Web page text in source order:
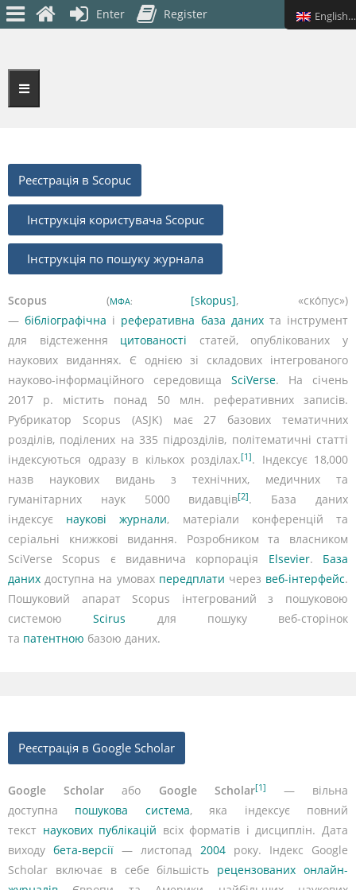
Реєстрація в Scopuc
Інструкція користувача Scopuc
Інструкція по пошуку журнала
Scopus (МФА: [skopus], «ско́пус»)
—бібліографічна і реферативна база данихта інструмент
для відстеження цитованості статей, опублікованих у
наукових виданнях. Є однією зі складових інтегрованого
науково-інформаційного середовища SciVerse. На січень
2017 р. містить понад 50 млн. реферативних записів.
Рубрикатор Scopus (ASJK) має 27 базових тематичних
розділів, поділених на 335 підрозділів, політематичні статті
індексуються одразу в кількох розділах.[1]. Індексує 18,000
назв наукових видань з технічних, медичних та
гуманітарних наук 5000 видавців[2]. База даних
індексує наукові журнали, матеріали конференцій та
серіальні книжкові видання. Розробником та власником
SciVerse Scopus є видавнича корпорація Elsevier. База
даних доступна на умовах передплати через веб-інтерфейс.
Пошуковий апарат Scopus інтегрований з пошуковою
системоюScirus для пошуку веб-сторінок
та патентною базою даних.
Реєстрація в Google Scholar
Google Scholar або Google Scholar[1]
— вільна
доступна пошукова система, яка індексує повний
текст наукових публікацій всіх форматів і дисциплін. Дата
виходубета-версії — листопад 2004року. Індекс Google
Scholar включає в себе більшість рецензованих онлайн-
Enter Register English (UK)